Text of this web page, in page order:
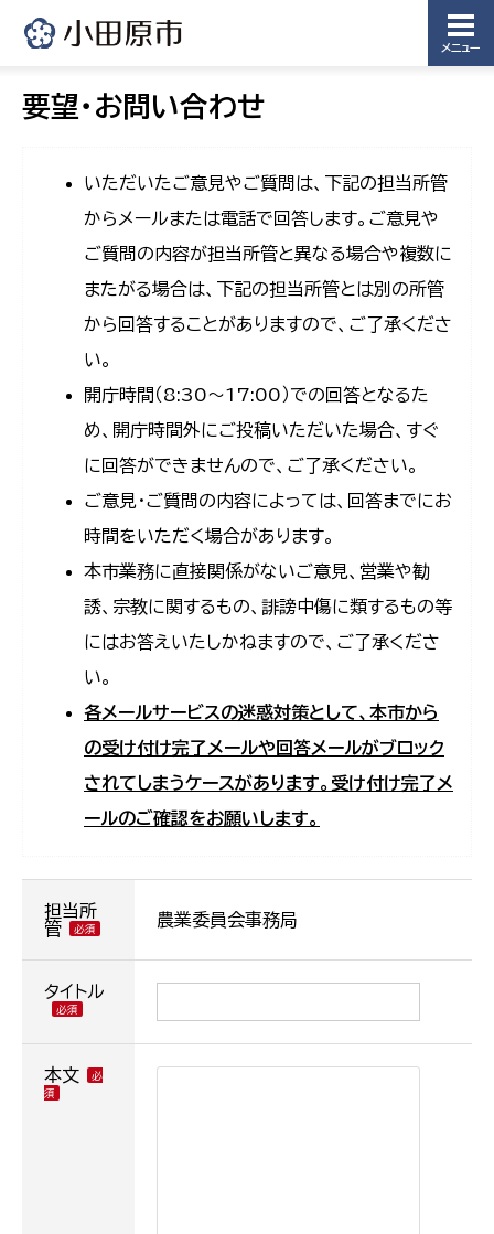
メニュー
要望・お問い合わせ
いただいたご意見やご質問は、下記の担当所管
からメールまたは電話で回答します。ご意見や
ご質問の内容が担当所管と異なる場合や複数に
またがる場合は、下記の担当所管とは別の所管
から回答することがありますので、ご了承くださ
い。
開庁時間（8:30〜17:00）での回答となるた
め、開庁時間外にご投稿いただいた場合、すぐ
に回答ができませんので、ご了承ください。
ご意見・ご質問の内容によっては、回答までにお
時間をいただく場合があります。
本市業務に直接関係がないご意見、営業や勧
誘、宗教に関するもの、誹謗中傷に類するもの等
にはお答えいたしかねますので、ご了承くださ
い。
各メールサービスの迷惑対策として、本市から
の受け付け完了メールや回答メールがブロック
されてしまうケースがあります。受け付け完了メ
ールのご確認をお願いします。
担当所
管
農業委員会事務局
タイトル
本文